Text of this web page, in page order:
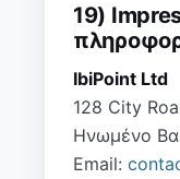
19)
IbiPoint Ltd
128 City
Ηνωμένο
Email: